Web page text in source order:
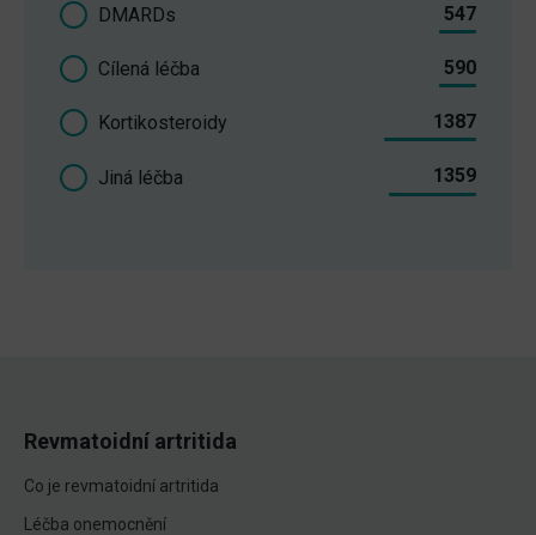
DMARDs 547
Cílená léčba 590
Kortikosteroidy 1387
Jiná léčba 1359
Revmatoidní artritida
Co je revmatoidní artritida
Léčba onemocnění